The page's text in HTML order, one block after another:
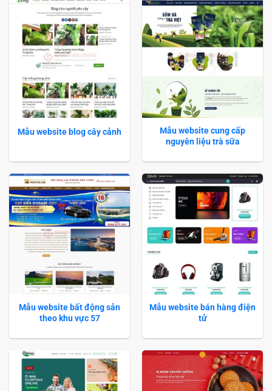
Mẫu website blog cây cảnh
Mẫu website cung cấp
nguyên liệu trà sữa
Mẫu website bất động sản
theo khu vực 57
Mẫu website bán hàng điện
tử